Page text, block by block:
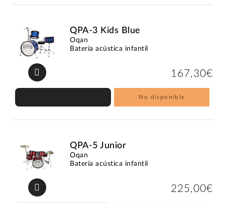
QPA-3 Kids Blue
Oqan
Batería acústica infantil
167,30€
No disponible
QPA-5 Junior
Oqan
Batería acústica infantil
225,00€